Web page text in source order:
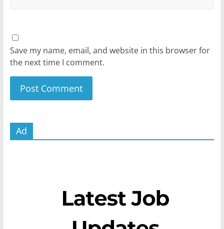
Save my name, email, and website in this browser for
the next time I comment.
Ad